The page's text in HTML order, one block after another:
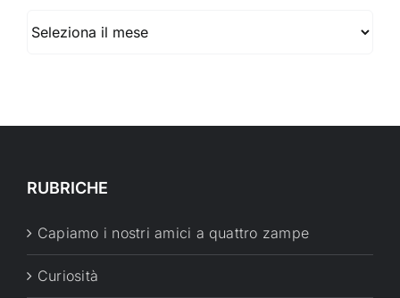
RUBRICHE
Capiamo i nostri amici a quattro zampe
Curiosità